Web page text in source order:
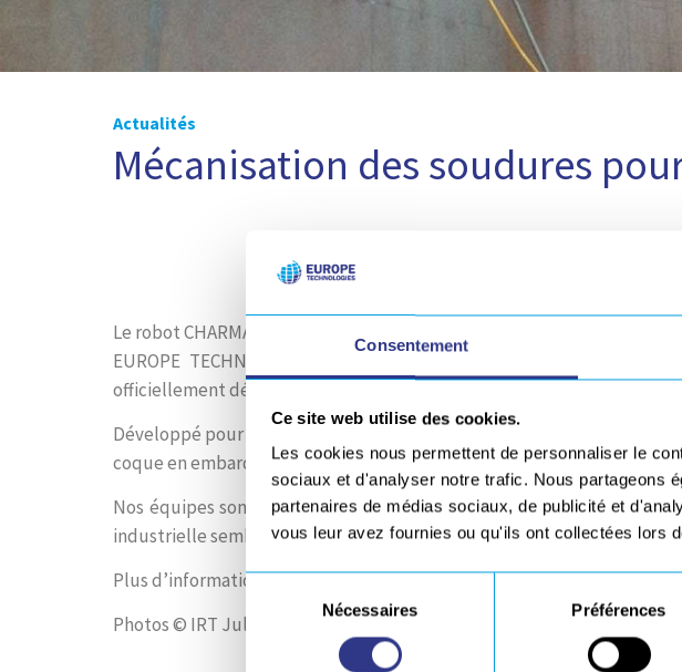
Consentement
Ce site web utilise des cookies.
Les cookies nous permettent de personnaliser le
sociaux et d'analyser notre trafic. Nous partageons
partenaires de médias sociaux, de publicité et
vous leur avez fournies ou qu'ils ont collectées lors
Sélection
consentement
Nécessaires Préférences
Actualités
Mécanisation des soudures
Le robot CHARMAN développé au sein de l’IRT Jules Verne, avec les
EUROPE TECHNOLOGIES; soudure et mécanisation pour
officiellement débuté ses premières soudures en conditions réelles.
Développé pour STX, ce robot autonome sur chenilles magnétiques
coque en embarquant des technologies de roulement, de soudure, de
Nos équipes sont fières d’avoir oeuvrées au développement de
industrielle semble en bonne voie.
Plus d’informations sur leprojet ici.
Photos © IRT Jules Verne